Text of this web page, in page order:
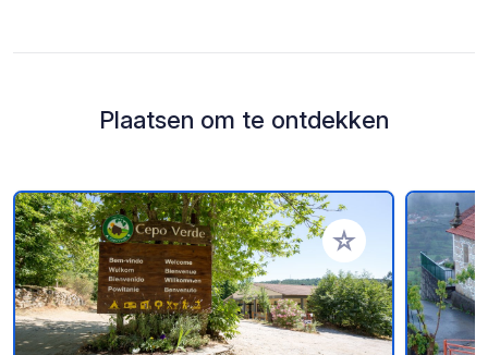
Plaatsen om te ontdekken
Voeg toe aan je